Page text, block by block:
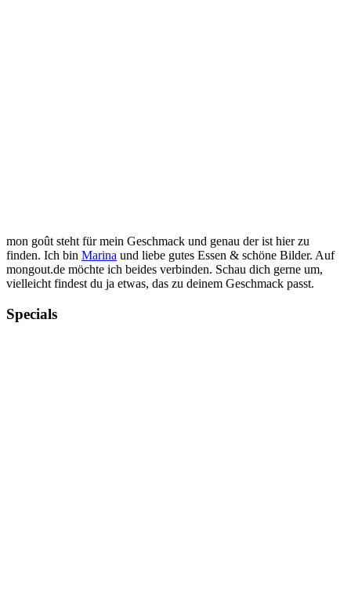
mon goût steht für mein Geschmack und genau der ist hier zu
finden. Ich bin Marina und liebe gutes Essen & schöne Bilder. Auf
mongout.de möchte ich beides verbinden. Schau dich gerne um,
vielleicht findest du ja etwas, das zu deinem Geschmack passt.
Specials